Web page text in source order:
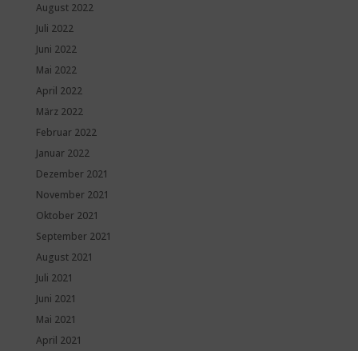
August 2022
Juli 2022
Juni 2022
Mai 2022
April 2022
März 2022
Februar 2022
Januar 2022
Dezember 2021
November 2021
Oktober 2021
September 2021
August 2021
Juli 2021
Juni 2021
Mai 2021
April 2021